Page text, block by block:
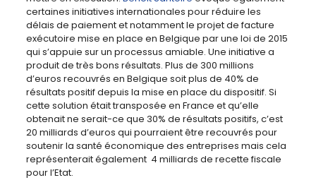
certaines initiatives internationales pour réduire les
délais de paiement et notamment le projet de facture
exécutoire mise en place en Belgique par une loi de 2015
qui s’appuie sur un processus amiable. Une initiative a
produit de très bons résultats. Plus de 300 millions
d’euros recouvrés en Belgique soit plus de 40% de
résultats positif depuis la mise en place du dispositif. Si
cette solution était transposée en France et qu’elle
obtenait ne serait-ce que 30% de résultats positifs, c’est
20 milliards d’euros qui pourraient être recouvrés pour
soutenir la santé économique des entreprises mais cela
représenterait également 4 milliards de recette fiscale
pour l’Etat.